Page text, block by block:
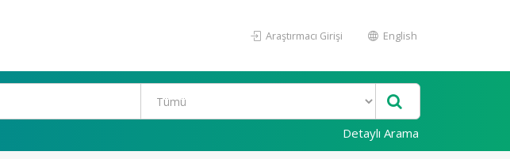
Araştırmacı Girişi English
Detaylı Arama